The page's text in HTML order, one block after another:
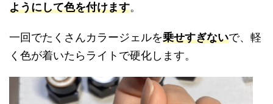
ようにして色を付けます。
一回でたくさんカラージェルを乗せすぎないで、軽
く色が着いたらライトで硬化します。